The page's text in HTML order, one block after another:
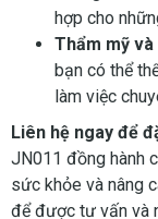
hợp cho
Thẩm mỹ
bạn có thể
làm việc
Liên hệ ngay để
JN011 đồng hành
sức khỏe và nâng
để được tư vấn và